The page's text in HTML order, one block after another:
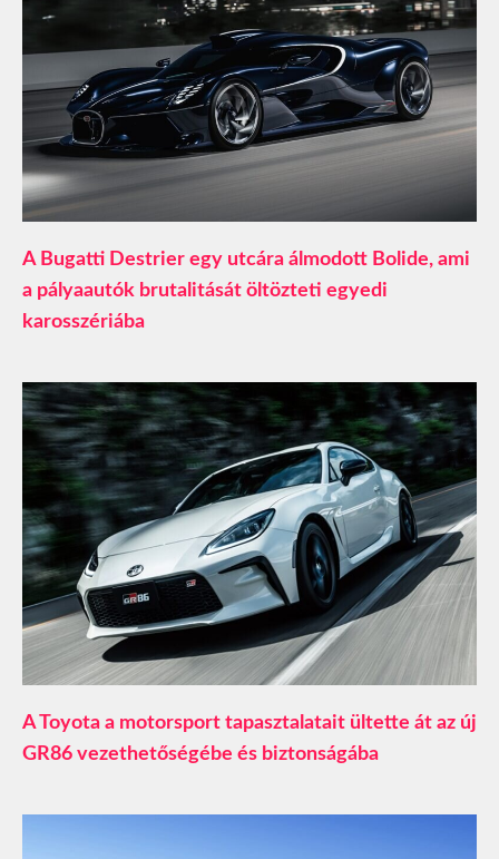
A Bugatti Destrier egy utcára álmodott Bolide, ami
a pályaautók brutalitását öltözteti egyedi
karosszériába
A Toyota a motorsport tapasztalatait ültette át az új
GR86 vezethetőségébe és biztonságába